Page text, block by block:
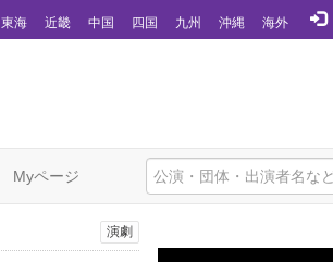
東海 近畿 中国 四国 九州 沖縄 海外
Myページ
演劇